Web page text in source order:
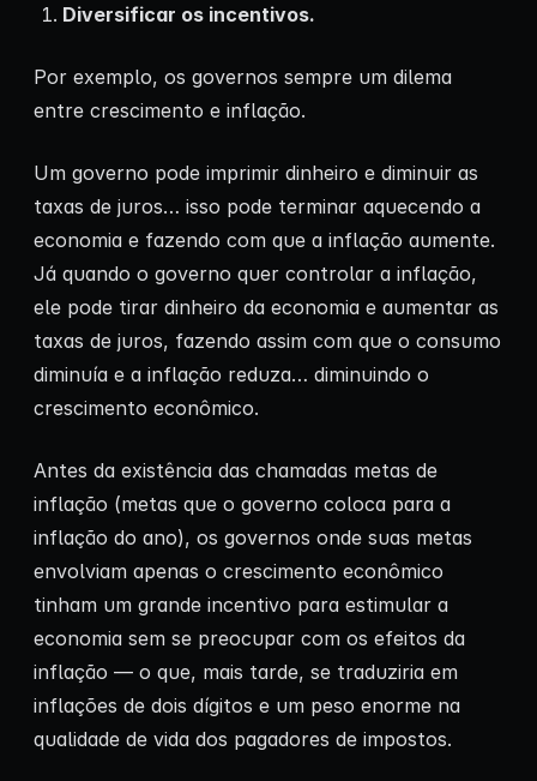
Diversificar os incentivos.
Por exemplo, os governos sempre um dilema
entre crescimento e inflação.
Um governo pode imprimir dinheiro e diminuir as
taxas de juros… isso pode terminar aquecendo a
economia e fazendo com que a inflação aumente.
Já quando o governo quer controlar a inflação,
ele pode tirar dinheiro da economia e aumentar as
taxas de juros, fazendo assim com que o consumo
diminuía e a inflação reduza… diminuindo o
crescimento econômico.
Antes da existência das chamadas metas de
inflação (metas que o governo coloca para a
inflação do ano), os governos onde suas metas
envolviam apenas o crescimento econômico
tinham um grande incentivo para estimular a
economia sem se preocupar com os efeitos da
inflação — o que, mais tarde, se traduziria em
inflações de dois dígitos e um peso enorme na
qualidade de vida dos pagadores de impostos.